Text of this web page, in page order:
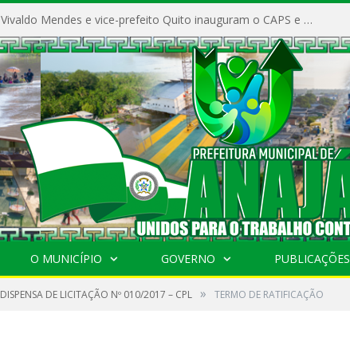
Prefeito Vivaldo Mendes e vice-prefeito Quito inauguram o CAPS e fortalecem a saúde pública em Anajás.
O MUNICÍPIO GOVERNO PUBLICAÇÕES
DISPENSA DE LICITAÇÃO Nº 010/2017 – CPL » TERMO DE RATIFICAÇÃO